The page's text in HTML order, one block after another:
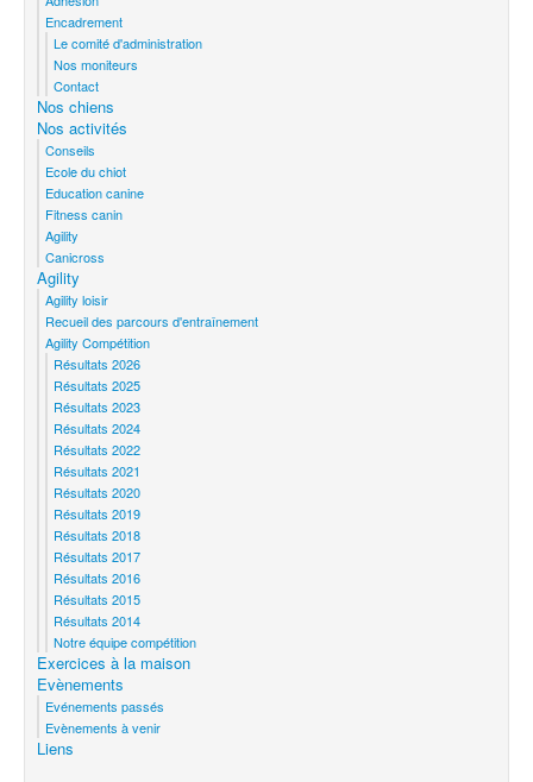
Encadrement
Le comité d'administration
Nos moniteurs
Contact
Nos chiens
Nos activités
Conseils
Ecole du chiot
Education canine
Fitness canin
Agility
Canicross
Agility
Agility loisir
Recueil des parcours d'entraînement
Agility Compétition
Résultats 2026
Résultats 2025
Résultats 2023
Résultats 2024
Résultats 2022
Résultats 2021
Résultats 2020
Résultats 2019
Résultats 2018
Résultats 2017
Résultats 2016
Résultats 2015
Résultats 2014
Notre équipe compétition
Exercices à la maison
Evènements
Evénements passés
Evènements à venir
Liens